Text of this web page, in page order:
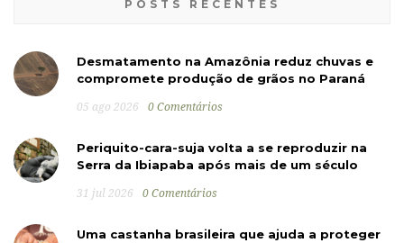
POSTS RECENTES
Desmatamento na Amazônia reduz chuvas e
compromete produção de grãos no Paraná
05 ago 2026 0 Comentários
Periquito-cara-suja volta a se reproduzir na
Serra da Ibiapaba após mais de um século
31 jul 2026 0 Comentários
Uma castanha brasileira que ajuda a proteger